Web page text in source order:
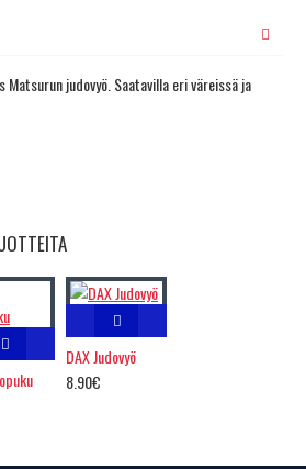
Matsurun judovyö. Saatavilla eri väreissä ja
DAX Judovyö
8.90€